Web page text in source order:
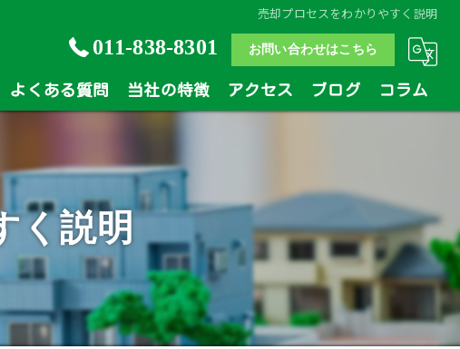
売却プロセスをわかりやすく説明
011-838-8301 お問い合わせはこちら
よくある質問 当社の特徴
戸建
マンション
相続
アクセス ブログ コラム
く説明